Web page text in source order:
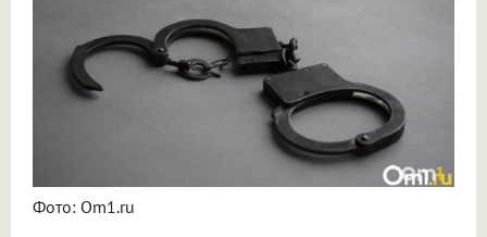
Фото: Om1.ru